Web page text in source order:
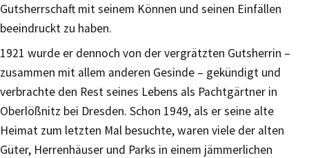
Gutsherrschaft mit seinem Können und seinen Einfällen
beeindruckt zu haben.
1921 wurde er dennoch von der vergrätzten Gutsherrin –
zusammen mit allem anderen Gesinde – gekündigt und
verbrachte den Rest seines Lebens als Pachtgärtner in
Oberlößnitz bei Dresden. Schon 1949, als er seine alte
Heimat zum letzten Mal besuchte, waren viele der alten
Güter, Herrenhäuser und Parks in einem jämmerlichen